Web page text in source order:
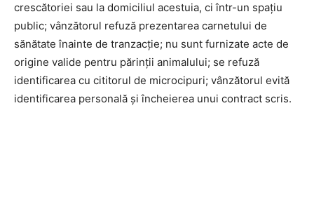
crescătoriei sau la domiciliul acestuia, ci într-un spațiu
public; vânzătorul refuză prezentarea carnetului de
sănătate înainte de tranzacție; nu sunt furnizate acte de
origine valide pentru părinții animalului; se refuză
identificarea cu cititorul de microcipuri; vânzătorul evită
identificarea personală și încheierea unui contract scris.